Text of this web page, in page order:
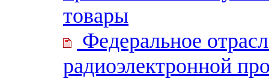
товары
Федеральное
радиоэлектронной